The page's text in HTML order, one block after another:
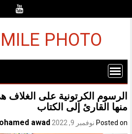
PHOTO
الرسوم الكرتونية على الغلاف
منها القارئ إلى الكتاب
Posted on نوفمبر 9, 2022 awad